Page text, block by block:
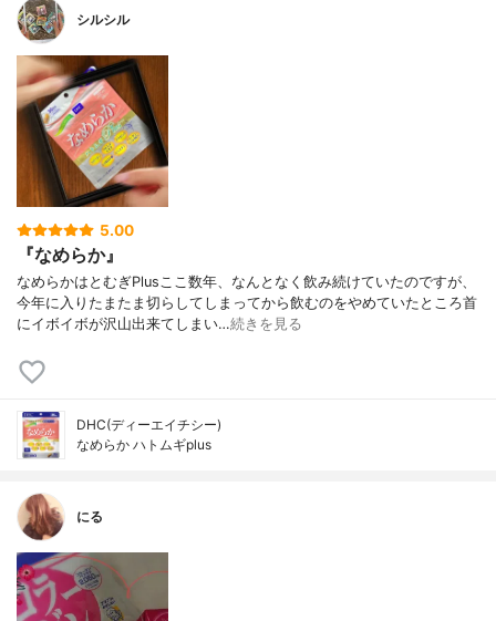
シルシル
5.00
『なめらか』
なめらかはとむぎPlusここ数年、なんとなく飲み続けていたのですが、
今年に入りたまたま切らしてしまってから飲むのをやめていたところ首
にイボイボが沢山出来てしまい…続きを見る
DHC(ディーエイチシー)
なめらか ハトムギplus
にる